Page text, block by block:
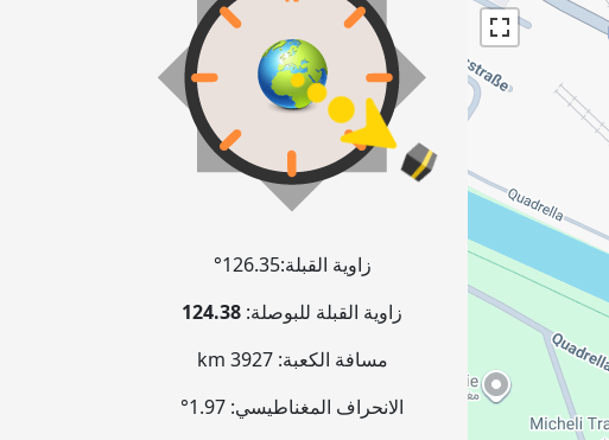
زاوية القبلة:126.35°
زاوية القبلة للبوصلة: 124.38
مسافة الكعبة:3927 km
الانحراف المغناطيسي: 1.97°